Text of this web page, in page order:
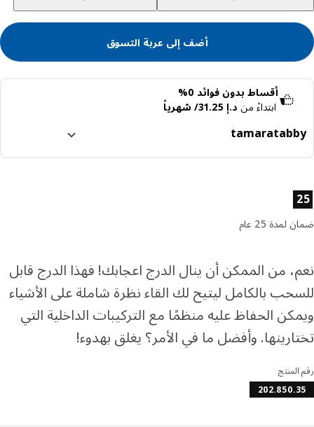
أضف إلى عربة التسوق
أقساط بدون فوائد 0%
ابتداءً مند.إ 31.25/ شهرياً
tamara
المزيد عن تمارا
المنتج
25 عام
من الممكن أن ينال الدرج اعجابك! فهذا الدرج قابل
بالكامل ليتيح لك القاء نظرة شاملة على الأشياء
الحفاظ عليه منظمًا مع التركيبات الداخلية التي
وأفضل ما في الأمر؟ يغلق بهدوء!